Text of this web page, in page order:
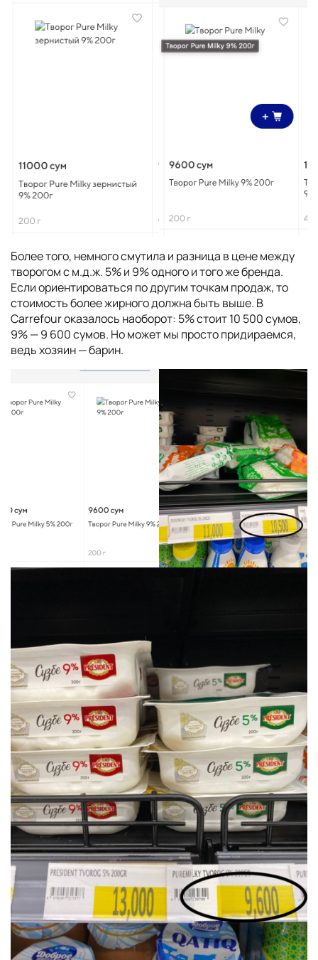
Более того, немного смутила и разница в цене между
творогом с м.д.ж. 5% и 9% одного и того же бренда.
Если ориентироваться по другим точкам продаж, то
стоимость более жирного должна быть выше. В
Carrefour оказалось наоборот: 5% стоит 10 500 сумов,
9% — 9 600 сумов. Но может мы просто придираемся,
ведь хозяин — барин.